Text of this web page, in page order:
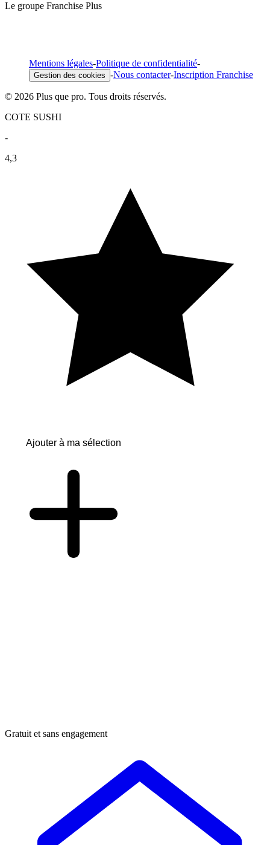
Le groupe Franchise Plus
Mentions légales-Politique de confidentialité-
Gestion des cookies -Nous contacter-Inscription Franchise
© 2026 Plus que pro. Tous droits réservés.
COTE SUSHI
-
4,3
Ajouter à ma sélection
Gratuit et sans engagement